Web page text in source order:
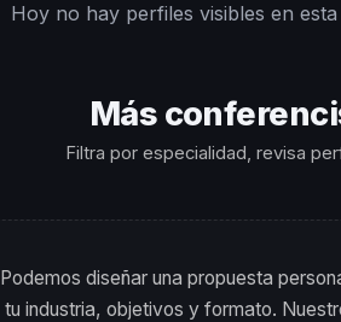
Hoy no hay perfiles visibles en
Más
Filtra por especialidad, revisa
Podemos diseñar una propuesta
tu industria, objetivos y formato.